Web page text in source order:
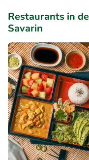
Restaurants in
Savarin